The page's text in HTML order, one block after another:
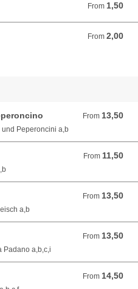
From 1,50
From 1,50 EUR
From 2,00
From 2,00 EUR
From 13,50
From 13,50 EUR
Peperoncini a,b
From 11,50
From 11,50 EUR
From 13,50
From 13,50 EUR
a,b
From 13,50
From 13,50 EUR
Padano a,b,c,i
From 14,50
From 14,50 EUR